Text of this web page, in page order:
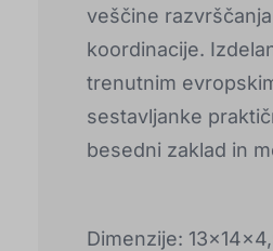
veščine
koordinacije.
trenutnim
sestavljanke
besedni zaklad in
Dimenzije: